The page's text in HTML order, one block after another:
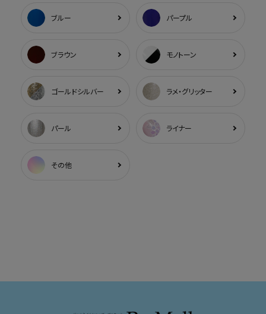
ブルー パープル
ブラウン モノトーン
ゴールドシルバー ラメ・グリッター
パール ライナー
その他